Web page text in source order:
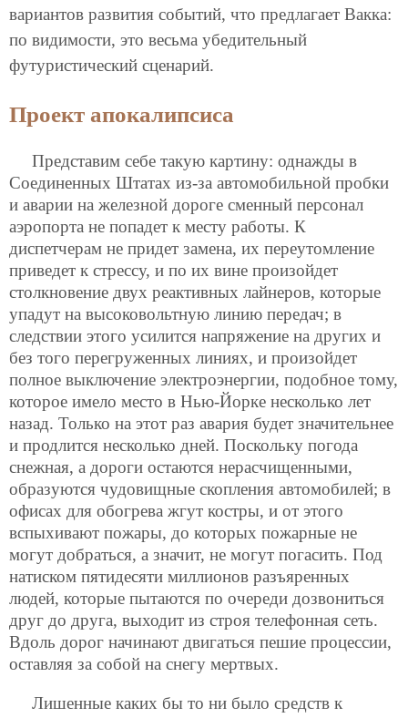
вариантов развития событий, что предлагает Вакка:
по видимости, это весьма убедительный
футуристический сценарий.
Проект апокалипсиса
Представим себе такую картину: однажды в
Соединенных Штатах из-за автомобильной пробки
и аварии на железной дороге сменный персонал
аэропорта не попадет к месту работы. К
диспетчерам не придет замена, их переутомление
приведет к стрессу, и по их вине произойдет
столкновение двух реактивных лайнеров, которые
упадут на высоковольтную линию передач; в
следствии этого усилится напряжение на других и
без того перегруженных линиях, и произойдет
полное выключение электроэнергии, подобное тому,
которое имело место в Нью-Йорке несколько лет
назад. Только на этот раз авария будет значительнее
и продлится несколько дней. Поскольку погода
снежная, а дороги остаются нерасчищенными,
образуются чудовищные скопления автомобилей; в
офисах для обогрева жгут костры, и от этого
вспыхивают пожары, до которых пожарные не
могут добраться, а значит, не могут погасить. Под
натиском пятидесяти миллионов разъяренных
людей, которые пытаются по очереди дозвониться
друг до друга, выходит из строя телефонная сеть.
Вдоль дорог начинают двигаться пешие процессии,
оставляя за собой на снегу мертвых.
Лишенные каких бы то ни было средств к